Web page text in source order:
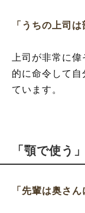
「うちの上司
上司が非常に
的に命令して
ています。
「顎で使う
「先輩は奥さ